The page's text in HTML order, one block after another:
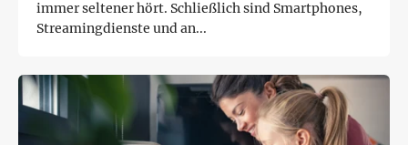
immer seltener hört. Schließlich sind Smartphones,
Streamingdienste und an...